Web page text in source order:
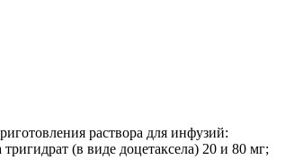
раствора для инфузий:
(в виде доцетаксела) 20 и 80 мг;